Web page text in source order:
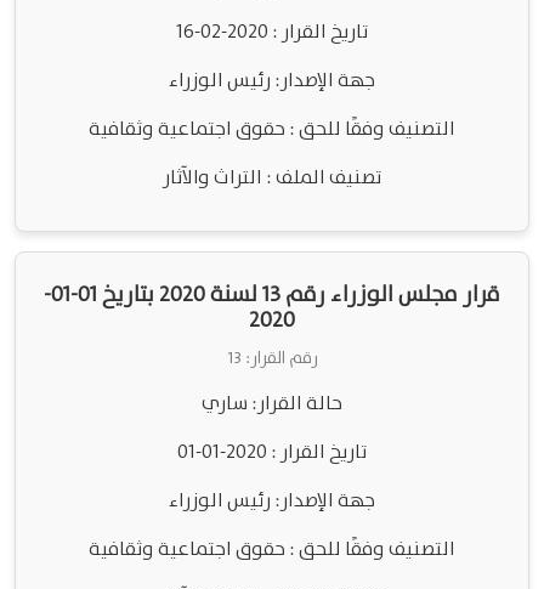
تاريخ القرار : 2020-02-16
جهة الإصدار: رئيس الوزراء
التصنيف وفقًا للحق : حقوق اجتماعية وثقافية
تصنيف الملف : التراث والآثار
قرار مجلس الوزراء رقم 13 لسنة 2020 بتاريخ 01-01-
2020
رقم القرار: 13
حالة القرار: ساري
تاريخ القرار : 2020-01-01
جهة الإصدار: رئيس الوزراء
التصنيف وفقًا للحق : حقوق اجتماعية وثقافية